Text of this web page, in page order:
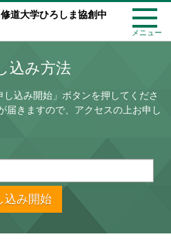
道大学ひろしま協創中
メニュー
込み方法
込み開始」ボタンを押してくださ
届きますので、アクセスの上お申し
込み開始